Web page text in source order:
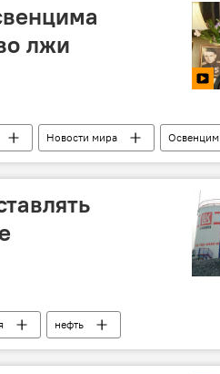
лжи
Новости мира
Освенцим
Великая Отечественная война
нефть